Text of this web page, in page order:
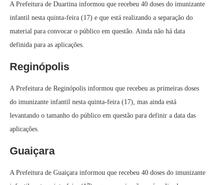
A Prefeitura de Duartina informou que recebeu 40 doses do imunizante
infantil nesta quinta-feira (17) e que está realizando a separação do
material para convocar o público em questão. Ainda não há data
definida para as aplicações.
Reginópolis
A Prefeitura de Reginópolis informou que recebeu as primeiras doses
do imunizante infantil nesta quinta-feira (17), mas ainda está
levantando o tamanho do público em questão para definir a data das
aplicações.
Guaiçara
A Prefeitura de Guaiçara informou que recebeu 40 doses do imunizante